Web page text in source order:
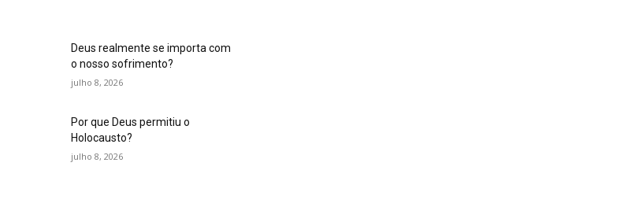
Deus realmente se importa com
o nosso sofrimento?
julho 8, 2026
Por que Deus permitiu o
Holocausto?
julho 8, 2026